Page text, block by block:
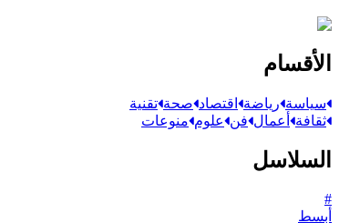
الأقسام
سياسة رياضة اقتصاد صحة تقنية
ثقافة
أعمال فن علوم منوعات
السلاسل
#
أبسط